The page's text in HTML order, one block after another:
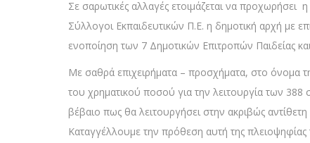
Σε σαρωτικές αλλαγές ετοιμάζεται να
Σύλλογοι Εκπαιδευτικών Π.Ε. η δημοτική αρχή με
ενοποίηση των 7 Δημοτικών Επιτροπών Παιδείας
Με σαθρά επιχειρήματα – προσχήματα, στο όνομα
του χρηματικού ποσού για την λειτουργία των 388
βέβαιο πως θα λειτουργήσει στην ακριβώς
Καταγγέλλουμε την πρόθεση αυτή της